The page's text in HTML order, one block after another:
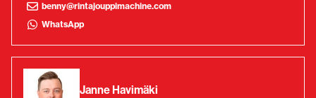
benny@rintajouppimachine.com
WhatsApp
Janne Havimäki